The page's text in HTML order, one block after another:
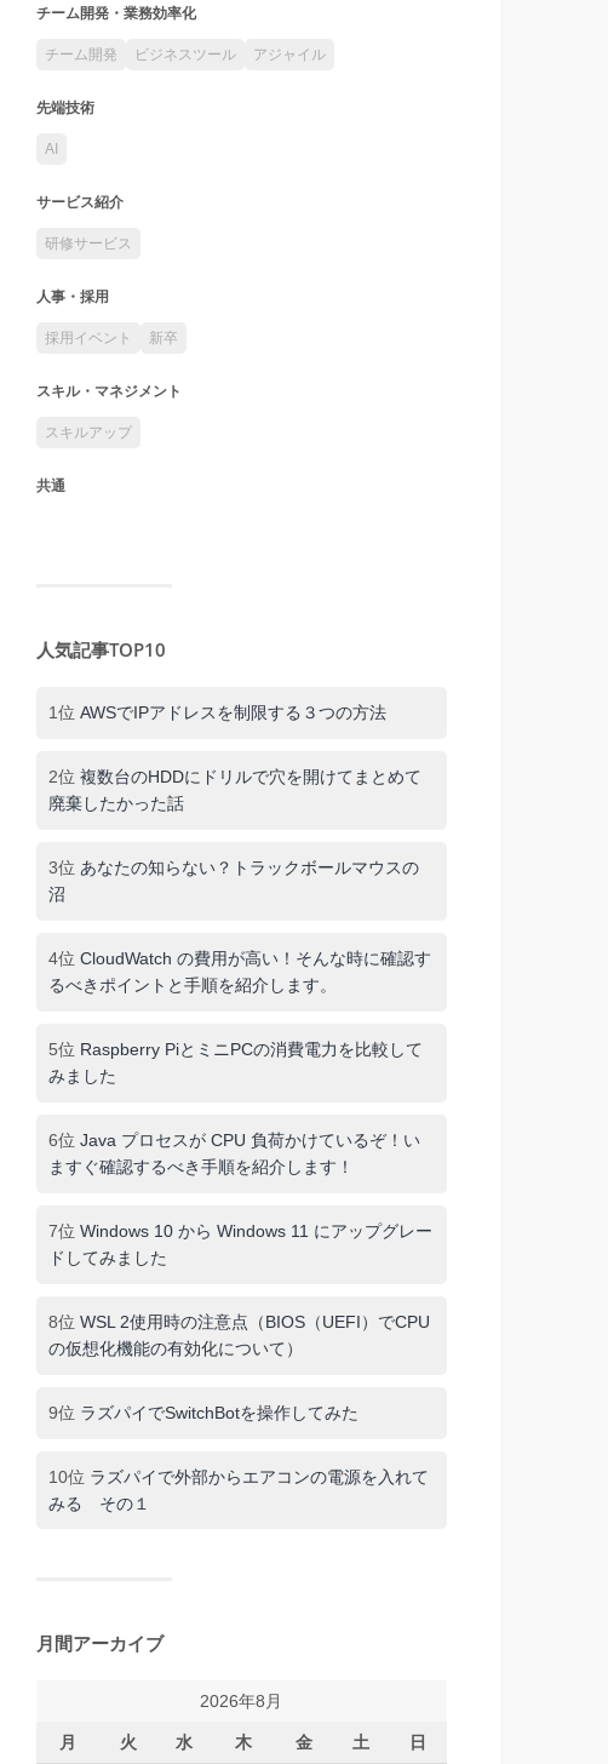
チーム開発・業務効率化
チーム開発 ビジネスツール アジャイル
先端技術
AI
サービス紹介
研修サービス
人事・採用
採用イベント 新卒
スキル・マネジメント
スキルアップ
共通
人気記事TOP10
1位 AWSでIPアドレスを制限する３つの方法
2位 複数台のHDDにドリルで穴を開けてまとめて
廃棄したかった話
3位 あなたの知らない？トラックボールマウスの
沼
4位 CloudWatch の費用が高い！そんな時に確認す
るべきポイントと手順を紹介します。
5位 Raspberry PiとミニPCの消費電力を比較して
みました
6位 Java プロセスが CPU 負荷かけているぞ！い
ますぐ確認するべき手順を紹介します！
7位 Windows 10 から Windows 11 にアップグレー
ドしてみました
8位 WSL 2使用時の注意点（BIOS（UEFI）でCPU
の仮想化機能の有効化について）
9位 ラズパイでSwitchBotを操作してみた
10位 ラズパイで外部からエアコンの電源を入れて
みる その１
月間アーカイブ
2026年8月
月 火 水 木 金 土 日